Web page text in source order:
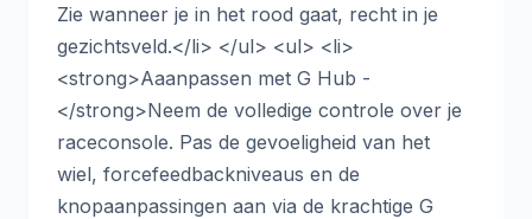
Zie wanneer je in het rood gaat, recht in je
gezichtsveld.</li> </ul> <ul> <li>
<strong>Aaanpassen met G Hub -
</strong>Neem de volledige controle over je
raceconsole. Pas de gevoeligheid van het
wiel, forcefeedbackniveaus en de
knopaanpassingen aan via de krachtige G